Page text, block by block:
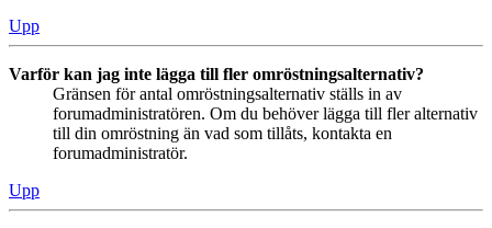
Upp
Varför kan jag inte lägga till fler omröstningsalternativ?
Gränsen för antal omröstningsalternativ ställs in av
forumadministratören. Om du behöver lägga till fler alternativ
till din omröstning än vad som tillåts, kontakta en
forumadministratör.
Upp